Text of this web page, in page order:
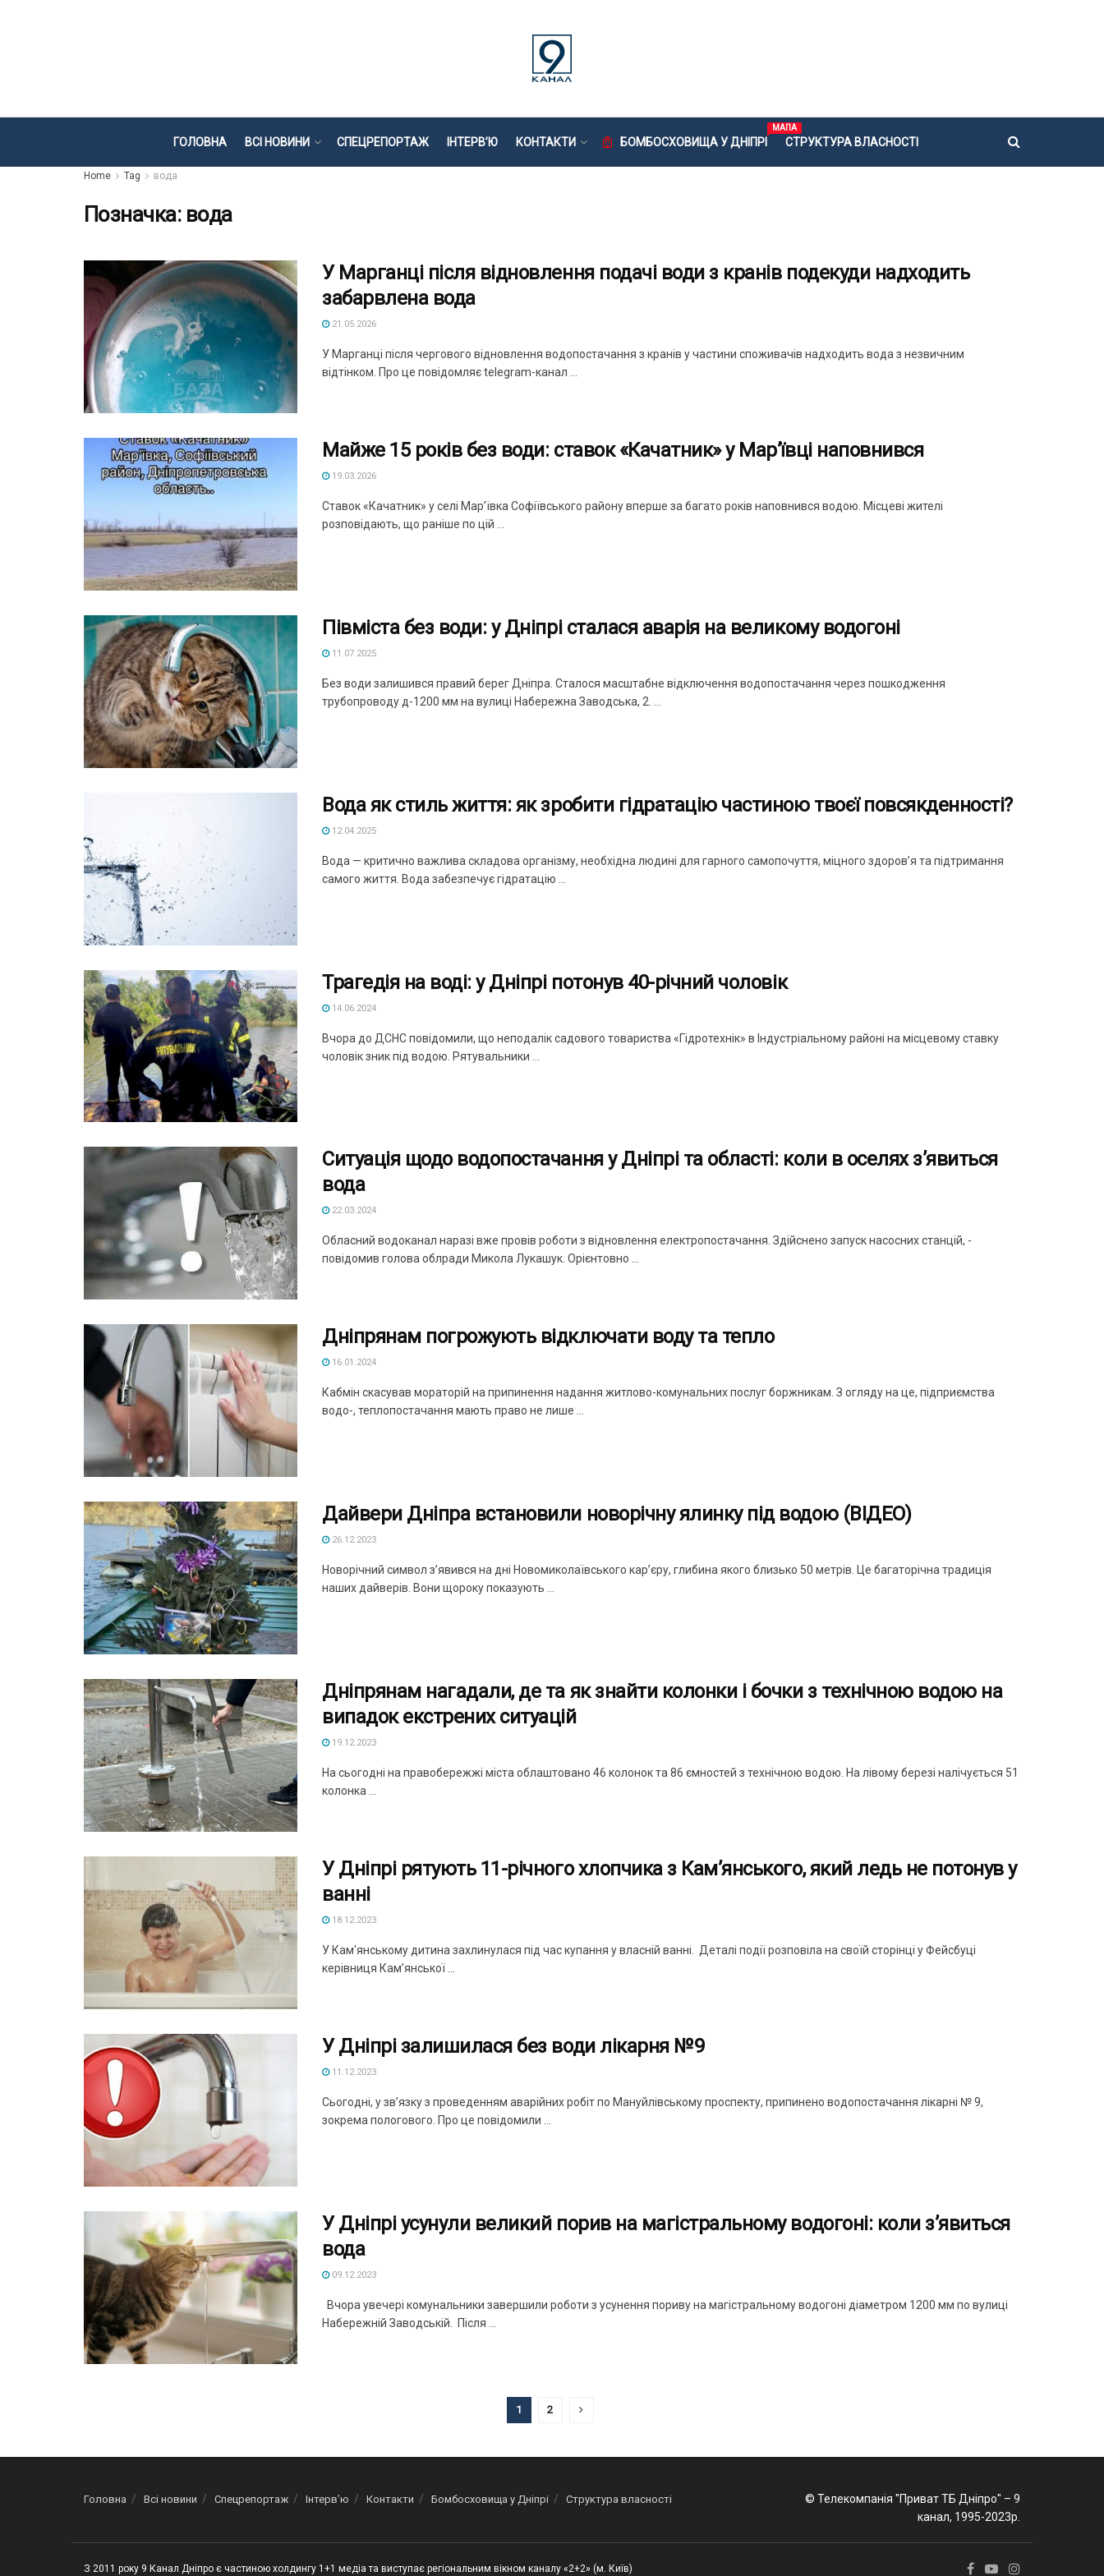
ГОЛОВНА ВСІ НОВИНИ СПЕЦРЕПОРТАЖ ІНТЕРВ’Ю КОНТАКТИ БОМБОСХОВИЩА У ДНІПРІ
МАПА
СТРУКТУРА ВЛАСНОСТІ
Home Tag вода
Позначка: вода
У Марганці після відновлення подачі води з кранів подекуди надходить
забарвлена вода
21.05.2026
У Марганці після чергового відновлення водопостачання з кранів у частини споживачів надходить вода з незвичним
відтінком. Про це повідомляє telegram-канал ...
Майже 15 років без води: ставок «Качатник» у Мар’ївці наповнився
19.03.2026
Ставок «Качатник» у селі Мар’ївка Софіївського району вперше за багато років наповнився водою. Місцеві жителі
розповідають, що раніше по цій ...
Півміста без води: у Дніпрі сталася аварія на великому водогоні
11.07.2025
Без води залишився правий берег Дніпра. Сталося масштабне відключення водопостачання через пошкодження
трубопроводу д-1200 мм на вулиці Набережна Заводська, 2. ...
Вода як стиль життя: як зробити гідратацію частиною твоєї повсякденності?
12.04.2025
Вода — критично важлива складова організму, необхідна людині для гарного самопочуття, міцного здоров’я та підтримання
самого життя. Вода забезпечує гідратацію ...
Трагедія на воді: у Дніпрі потонув 40-річний чоловік
14.06.2024
Вчора до ДСНС повідомили, що неподалік садового товариства «Гідротехнік» в Індустріальному районі на місцевому ставку
чоловік зник під водою. Рятувальники ...
Ситуація щодо водопостачання у Дніпрі та області: коли в оселях з’явиться
вода
22.03.2024
Обласний водоканал наразі вже провів роботи з відновлення електропостачання. Здійснено запуск насосних станцій, -
повідомив голова облради Микола Лукашук. Орієнтовно ...
Дніпрянам погрожують відключати воду та тепло
16.01.2024
Кабмін скасував мораторій на припинення надання житлово-комунальних послуг боржникам. З огляду на це, підприємства
водо-, теплопостачання мають право не лише ...
Дайвери Дніпра встановили новорічну ялинку під водою (ВІДЕО)
26.12.2023
Новорічний символ зʼявився на дні Новомиколаївського карʼєру, глибина якого близько 50 метрів. Це багаторічна традиція
наших дайверів. Вони щороку показують ...
Дніпрянам нагадали, де та як знайти колонки і бочки з технічною водою на
випадок екстрених ситуацій
19.12.2023
На сьогодні на правобережжі міста облаштовано 46 колонок та 86 ємностей з технічною водою. На лівому березі налічується 51
колонка ...
У Дніпрі рятують 11-річного хлопчика з Кам’янського, який ледь не потонув у
ванні
18.12.2023
У Кам'янському дитина захлинулася під час купання у власній ванні. Деталі події розповіла на своїй сторінці у Фейсбуці
керівниця Кам’янської ...
У Дніпрі залишилася без води лікарня №9
11.12.2023
Сьогодні, у зв’язку з проведенням аварійних робіт по Мануйлівському проспекту, припинено водопостачання лікарні № 9,
зокрема пологового. Про це повідомили ...
У Дніпрі усунули великий порив на магістральному водогоні: коли з’явиться
вода
09.12.2023
Вчора увечері комунальники завершили роботи з усунення пориву на магістральному водогоні діаметром 1200 мм по вулиці
Набережній Заводській. Після ...
1 2
Головна Всі новини Спецрепортаж Інтерв’ю Контакти Бомбосховища у Дніпрі Структура власності
© Телекомпанія "Приват ТБ Дніпро" – 9
канал, 1995-2023р.
З 2011 року 9 Канал Дніпро є частиною холдингу 1+1 медіа та виступає регіональним вікном каналу «2+2» (м. Київ)